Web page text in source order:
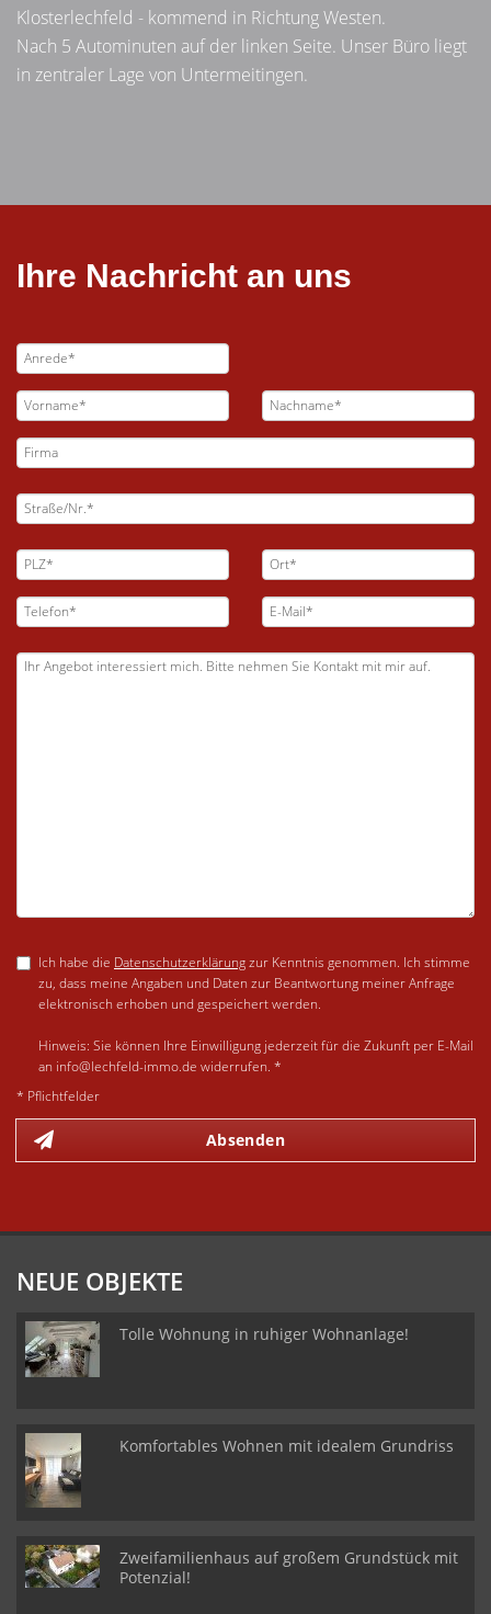
Klosterlechfeld - kommend in Richtung Westen.
Nach 5 Autominuten auf der linken Seite. Unser Büro liegt
in zentraler Lage von Untermeitingen.
Ihre Nachricht an uns
Ich habe die Datenschutzerklärungzur Kenntnis genommen. Ich stimme
zu, dass meine Angaben und Daten zur Beantwortung meiner Anfrage
elektronisch erhoben und gespeichert werden.
Hinweis: Sie können Ihre Einwilligung jederzeit für die Zukunft per E-Mail
an info@lechfeld-immo.de widerrufen. *
* Pflichtfelder
Absenden
NEUE OBJEKTE
Tolle Wohnung in ruhiger Wohnanlage!
Komfortables Wohnen mit idealem Grundriss
Zweifamilienhaus auf großem Grundstück mit
Potenzial!